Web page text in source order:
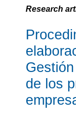
Research
de los